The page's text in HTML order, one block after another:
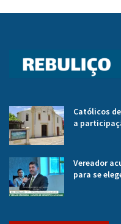
Católicos
a
Vereador
para se